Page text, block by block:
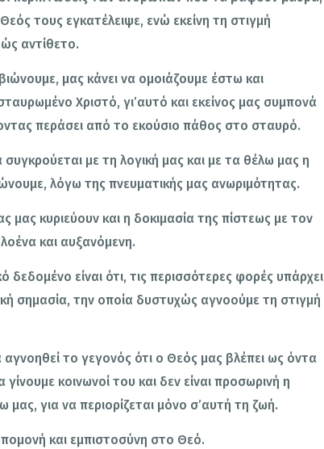
τους εγκατέλειψε, ενώ εκείνη τη στιγμή
αντίθετο.
μας κάνει να ομοιάζουμε έστω και
Χριστό, γι’αυτό και εκείνος μας συμπονά
περάσει από το εκούσιο πάθος στο σταυρό.
συγκρούεται με τη λογική μας και με τα θέλω μας η
λόγω της πνευματικής μας ανωριμότητας.
μας κυριεύουν και η δοκιμασία της πίστεως με τον
και αυξανόμενη.
δεδομένο είναι ότι, τις περισσότερες φορές υπάρχει
σημασία, την οποία δυστυχώς αγνοούμε τη στιγμή
αγνοηθεί το γεγονός ότι ο Θεός μας βλέπει ως όντα
κοινωνοί του και δεν είναι προσωρινή η
για να περιορίζεται μόνο σ’αυτή τη ζωή.
και εμπιστοσύνη στο Θεό.